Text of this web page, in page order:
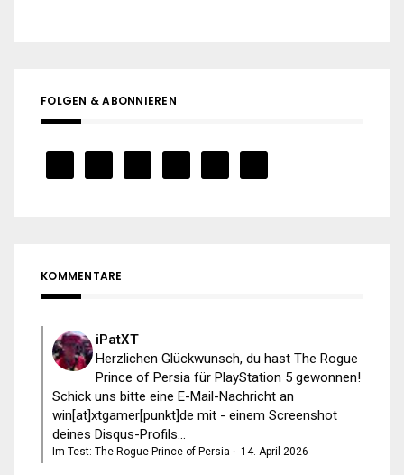
FOLGEN & ABONNIEREN
KOMMENTARE
iPatXT
Herzlichen Glückwunsch, du hast The Rogue
Prince of Persia für PlayStation 5 gewonnen!
Schick uns bitte eine E-Mail-Nachricht an
win[at]xtgamer[punkt]de mit - einem Screenshot
deines Disqus-Profils...
Im Test: The Rogue Prince of Persia · 14. April 2026